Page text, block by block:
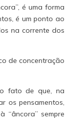
é uma forma
é um ponto ao
na corrente dos
de concentração
fato de que, na
os pensamentos,
“âncora” sempre